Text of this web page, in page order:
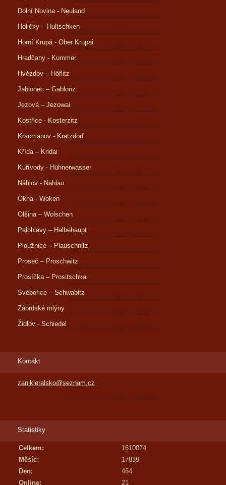
Dolní Novina - Neuland
Holičky – Hultschken
Horní Krupá - Ober Krupai
Hradčany - Kummer
Hvězdov – Höflitz
Jablonec – Gablonz
Jezová – Jezowai
Kostřice - Kosterzitz
Kracmanov - Kratzdorf
Křída – Kridai
Kuřívody - Hühnerwasser
Náhlov - Nahlau
Okna - Woken
Olšina – Wolschen
Palohlavy – Halbehaupt
Ploužnice – Plauschnitz
Proseč – Proschwitz
Prosíčka – Prositschka
Svébořice – Schwabitz
Zábrdské mlýny
Židlov - Schiedel
Kontakt
zanikleralsko@seznam.cz
Statistiky
Online: 21
Celkem:
1610074
Měsíc:
17839
Den:
464